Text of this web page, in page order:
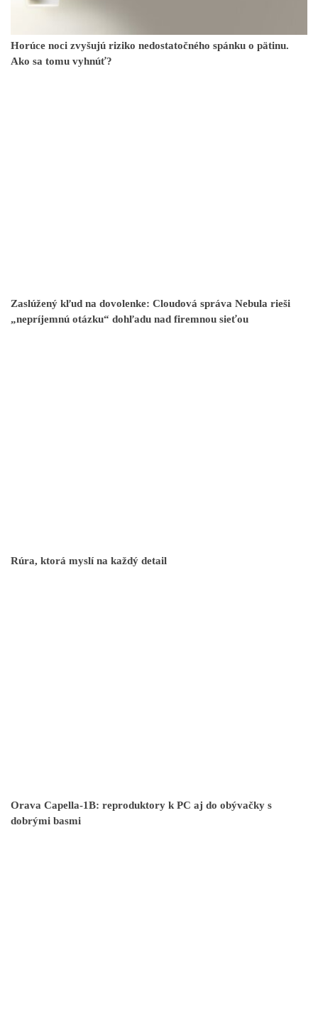
Horúce noci zvyšujú riziko nedostatočného spánku o pätinu.
Ako sa tomu vyhnúť?
Zaslúžený kľud na dovolenke: Cloudová správa Nebula rieši
„nepríjemnú otázku“ dohľadu nad firemnou sieťou
Rúra, ktorá myslí na každý detail
Orava Capella-1B: reproduktory k PC aj do obývačky s
dobrými basmi